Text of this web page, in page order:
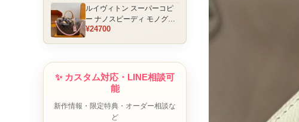
ルイヴィトン スーパーコピ
ー ナノスピーディ モノグラ
ム チャーム装飾 ミニボスト
¥24700
✨ カスタム対応・LINE相談可
能
新作情報・限定特典・オーダー相談な
ど